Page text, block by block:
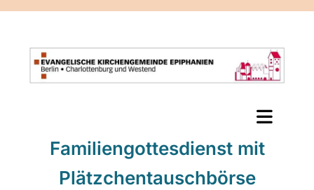
Familiengottesdienst mit
Plätzchentauschbörse